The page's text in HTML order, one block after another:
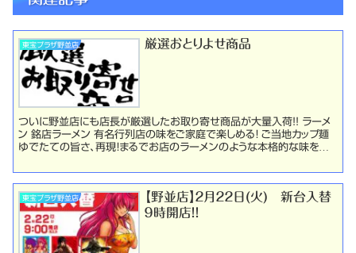
東宝プラザ野並店 厳選おとりよせ商品
ついに野並店にも店長が厳選したお取り寄せ商品が大量入荷!! ラーメ
ン 銘店ラーメン 有名行列店の味をご家庭で楽しめる！ ご当地カップ麺
ゆでたての旨さ、再現！まるでお店のラーメンのような本格的な味を追
東宝プラザ野並店
【野並店】２月２２日(火) 新台入替
９時開店！！